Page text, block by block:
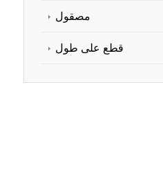
مصقول
قطع على طول